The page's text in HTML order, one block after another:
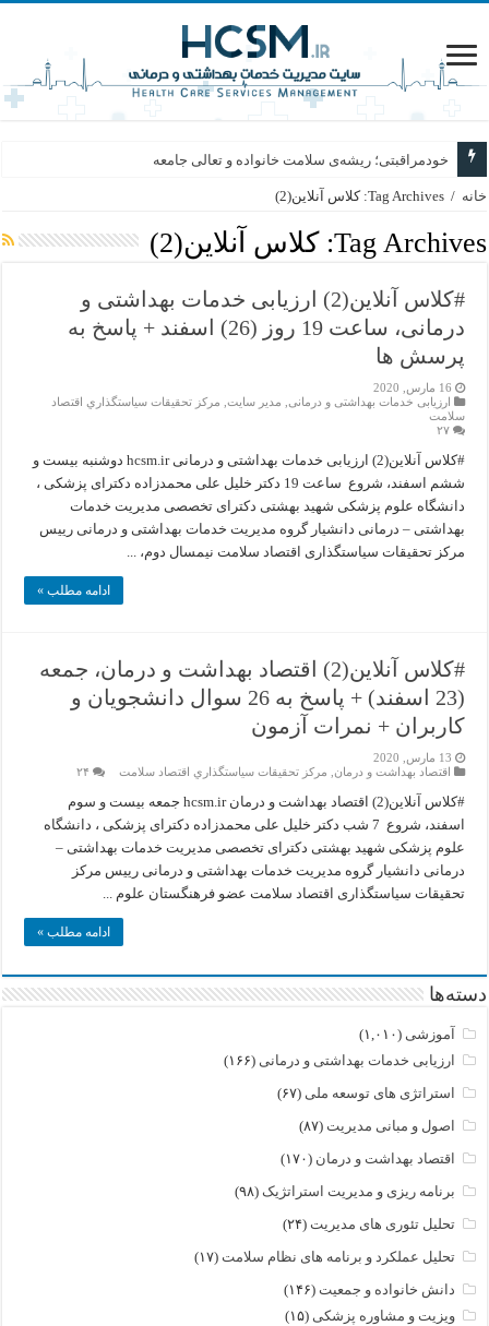
خودمراقبتی؛ ریشه‌ی سلامت خانواده و تعالی جامعه
خانه / Tag Archives: کلاس آنلاین(2)
Tag Archives: کلاس آنلاین(2)
#کلاس آنلاین(2) ارزیابی خدمات بهداشتی و
درمانی، ساعت 19 روز (26) اسفند + پاسخ به
پرسش ها
16 مارس, 2020
ارزیابی خدمات بهداشتی و درمانی
مدیر سایت مركز تحقيقات سياستگذاري اقتصاد
سلامت
۲۷
#کلاس آنلاین(2) ارزیابی خدمات بهداشتی و درمانی hcsm.ir دوشنبه بیست و
ششم اسفند، شروع ساعت 19 دکتر خلیل علی محمدزاده دکترای پزشکی ،
دانشگاه علوم پزشکی شهید بهشتی دکترای تخصصی مدیریت خدمات
بهداشتی – درمانی دانشیار گروه مدیریت خدمات بهداشتی و درمانی رییس
مرکز تحقیقات سیاستگذاری اقتصاد سلامت نیمسال دوم، ...
ادامه مطلب »
#کلاس آنلاین(2) اقتصاد بهداشت و درمان، جمعه
(23 اسفند) + پاسخ به 26 سوال دانشجویان و
کاربران + نمرات آزمون
13 مارس, 2020
اقتصاد بهداشت و درمان
مركز تحقيقات سياستگذاري اقتصاد سلامت ۲۴
#کلاس آنلاین(2) اقتصاد بهداشت و درمان hcsm.ir جمعه بیست و سوم
اسفند، شروع 7 شب دکتر خلیل علی محمدزاده دکترای پزشکی ، دانشگاه
علوم پزشکی شهید بهشتی دکترای تخصصی مدیریت خدمات بهداشتی –
درمانی دانشیار گروه مدیریت خدمات بهداشتی و درمانی رییس مرکز
تحقیقات سیاستگذاری اقتصاد سلامت عضو فرهنگستان علوم ...
ادامه مطلب »
دسته‌ها
آموزشی (۱,۰۱۰)
ارزیابی خدمات بهداشتی و درمانی (۱۶۶)
استراتژی های توسعه ملی (۶۷)
اصول و مبانی مدیریت (۸۷)
اقتصاد بهداشت و درمان (۱۷۰)
برنامه ریزی و مدیریت استراتژیک (۹۸)
تحلیل تئوری های مدیریت (۲۴)
تحلیل عملکرد و برنامه های نظام سلامت (۱۷)
دانش خانواده و جمعیت (۱۴۶)
ویزیت و مشاوره پزشکی (۱۵)